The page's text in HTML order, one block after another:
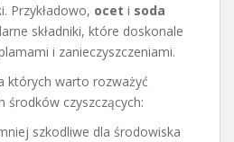
Przykładowo, ocet i soda
składniki, które doskonale
i zanieczyszczeniami.
których warto rozważyć
środków czyszczących:
szkodliwe dla środowiska